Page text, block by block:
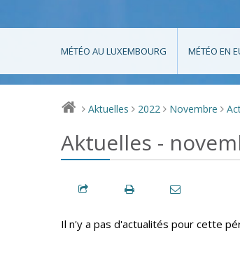
MÉTÉO AU LUXEMBOURG MÉTÉO EN
> Aktuelles > 2022 > Novembre >
Aktuelles -
Il n'y a pas d'actualités pour cette